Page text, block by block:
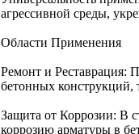
агрессивной среды,
Области Применения
Ремонт и Реставрация:
бетонных конструкций,
Защита от Коррозии: В
коррозию арматуры в